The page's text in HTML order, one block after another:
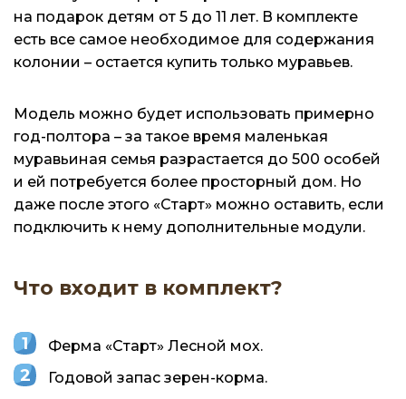
на подарок детям от 5 до 11 лет. В комплекте
есть все самое необходимое для содержания
колонии – остается купить только муравьев.
Модель можно будет использовать примерно
год-полтора – за такое время маленькая
муравьиная семья разрастается до 500 особей
и ей потребуется более просторный дом. Но
даже после этого «Старт» можно оставить, если
подключить к нему дополнительные модули.
Что входит в комплект?
Ферма «Старт» Лесной мох.
Годовой запас зерен-корма.